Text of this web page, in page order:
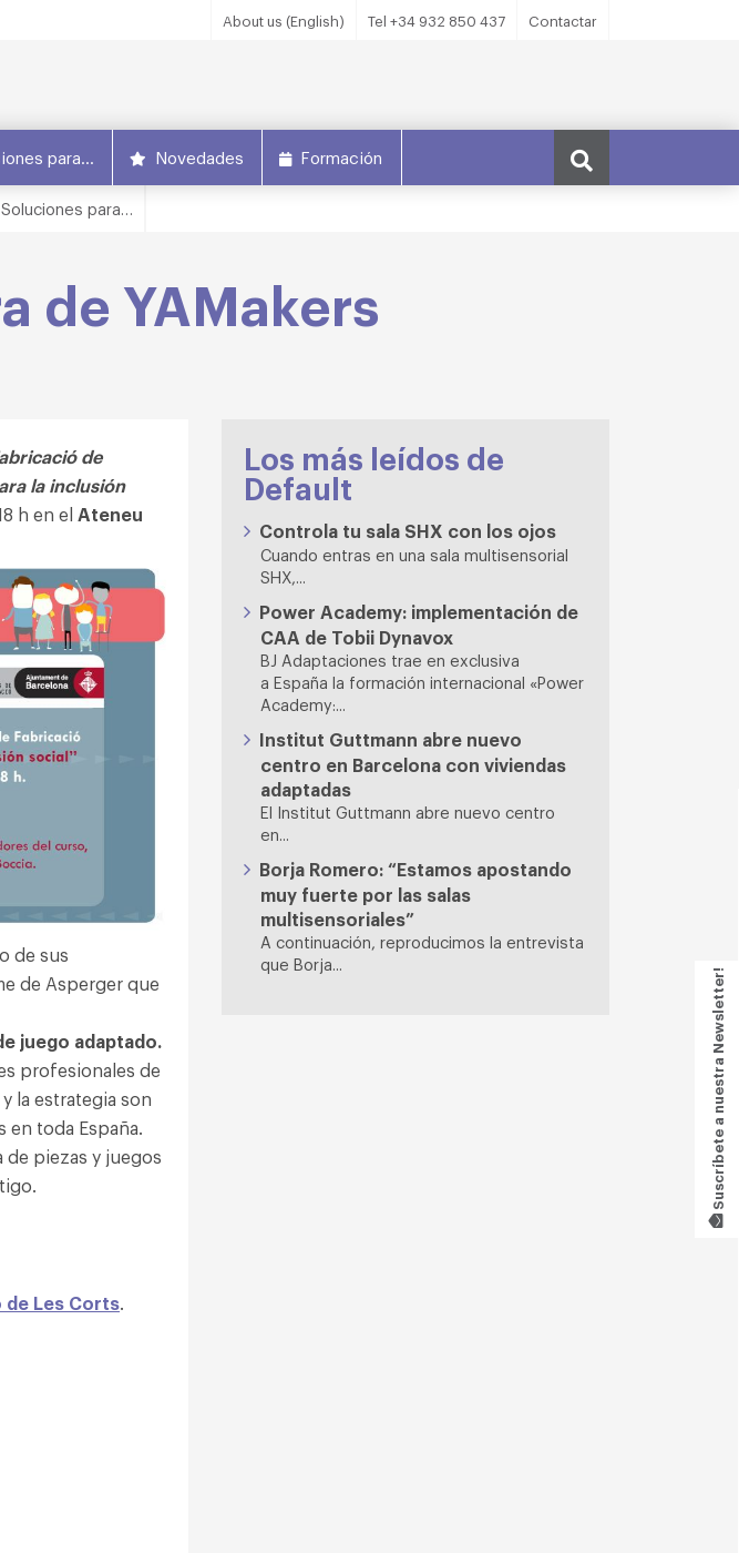
About us (English) Tel +34 932 850 437 Contactar
para… Novedades Formación
Suscríbete a nuestra Newsletter!
Soluciones para…
de YAMakers
de
la inclusión
h en el Ateneu
de sus
de Asperger que
juego adaptado.
profesionales de
la estrategia son
toda España.
piezas y juegos
Les Corts.
Los más leídos de
Default
Controla tu sala SHX con los ojos
Cuando entras en una sala multisensorial
SHX,...
Power Academy: implementación de
CAA de Tobii Dynavox
BJ Adaptaciones trae en exclusiva
a España la formación internacional «Power
Academy:...
Institut Guttmann abre nuevo
centro en Barcelona con viviendas
adaptadas
El Institut Guttmann abre nuevo centro
en...
Borja Romero: “Estamos apostando
muy fuerte por las salas
multisensoriales”
A continuación, reproducimos la entrevista
que Borja...